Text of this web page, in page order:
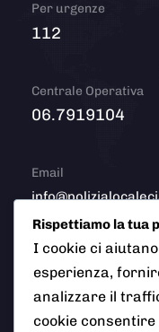
Per urgenze
112
Centrale Operativa
06.7919104
Email
© 2026 Polizia Locale
Rispettiamo la tua
I cookie ci
esperienza,
analizzare il
cookie